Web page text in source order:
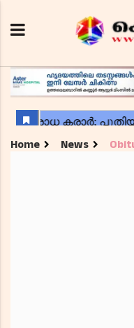
Home News